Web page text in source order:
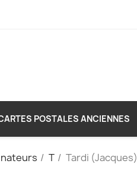
POSTALES ANCIENNES
T Tardi (Jacques)